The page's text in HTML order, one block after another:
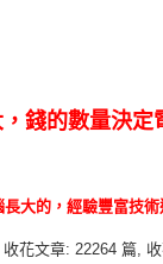
錢的數量決定
大的，經驗豐富技
收花文章: 22264 篇,